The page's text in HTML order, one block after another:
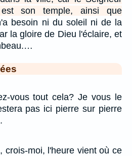
est son temple, ainsi que
besoin ni du soleil ni de la
la gloire de Dieu l'éclaire, et
vous tout cela? Je vous le
pas ici pierre sur pierre
crois-moi, l'heure vient où ce